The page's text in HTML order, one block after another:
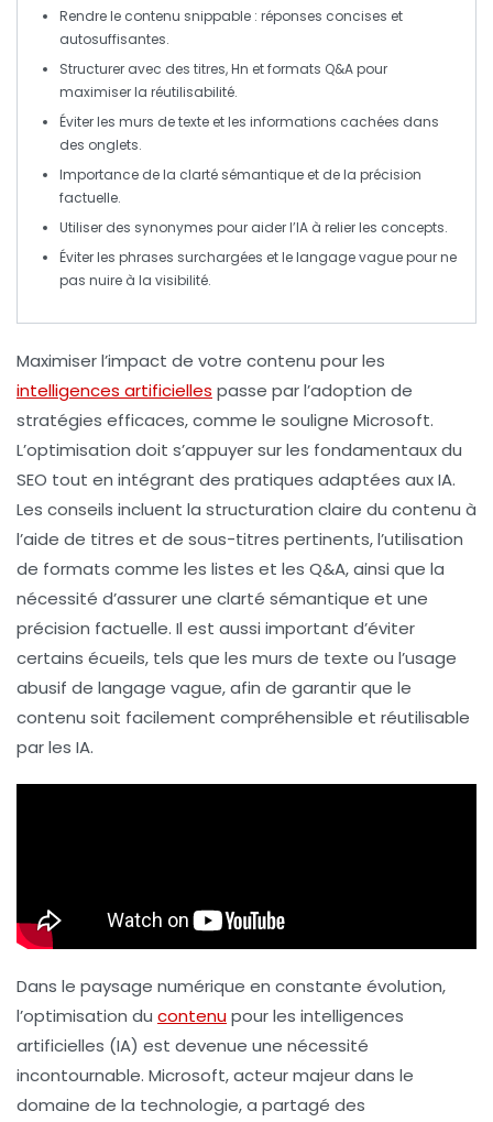
Rendre le contenu snippable : réponses concises et
autosuffisantes.
Structurer avec des titres,Hn et formats Q&Apour
maximiser la réutilisabilité.
Éviter les murs de texte et les informations cachées dans
des onglets.
Importance de la clarté sémantique et de la précision
factuelle.
Utiliser des synonymes pour aider l’IA à relier les concepts.
Éviter les phrases surchargées et le langage vague pour ne
pas nuire à la visibilité.
Maximiser l’impact de votre contenu pour les
intelligences artificielles passe par l’adoption de
stratégies efficaces, comme le souligne Microsoft.
L’optimisation doit s’appuyer sur les fondamentaux du
SEO tout en intégrant des pratiques adaptées aux IA.
Les conseils incluent la structuration claire du contenu à
l’aide de titres et de sous-titres pertinents, l’utilisation
de formats comme les listes et les Q&A, ainsi que la
nécessité d’assurer une clarté sémantique et une
précision factuelle. Il est aussi important d’éviter
certains écueils, tels que les murs de texte ou l’usage
abusif de langage vague, afin de garantir que le
contenu soit facilement compréhensible et réutilisable
par les IA.
Dans le paysage numérique en constante évolution,
l’optimisation du contenupour les intelligences
artificielles (IA) est devenue une nécessité
incontournable. Microsoft, acteur majeur dans le
domaine de la technologie, a partagé des